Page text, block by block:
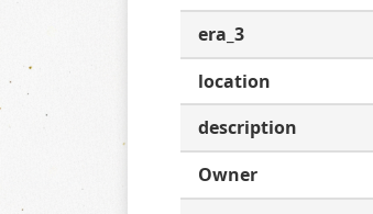
era_3
location
description
Owner